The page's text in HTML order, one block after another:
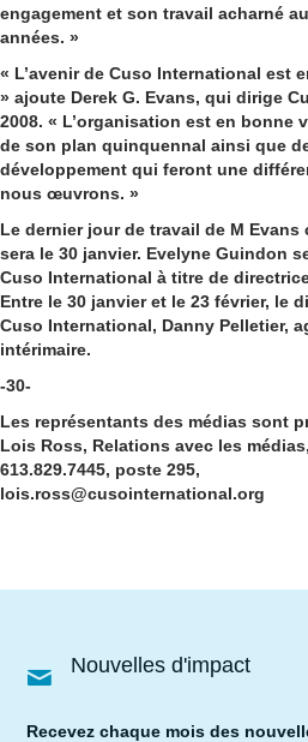
engagement et son travail acharné
années. »
« L’avenir de Cuso International est
» ajoute Derek G. Evans, qui dirige
2008. « L’organisation est en bonne
de son plan quinquennal ainsi que
développement qui feront une
nous œuvrons. »
Le dernier jour de travail de M
sera le 30 janvier. Evelyne Guindon
Cuso International à titre de
Entre le 30 janvier et le 23 février, le
Cuso International, Danny Pelletier,
intérimaire.
-30-
Les représentants des médias sont
Lois Ross, Relations avec les
613.829.7445, poste 295,
lois.ross@cusointernational.org
Nouvelles d'impact
Recevez chaque mois des